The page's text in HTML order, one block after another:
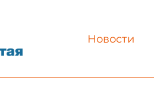
Новости